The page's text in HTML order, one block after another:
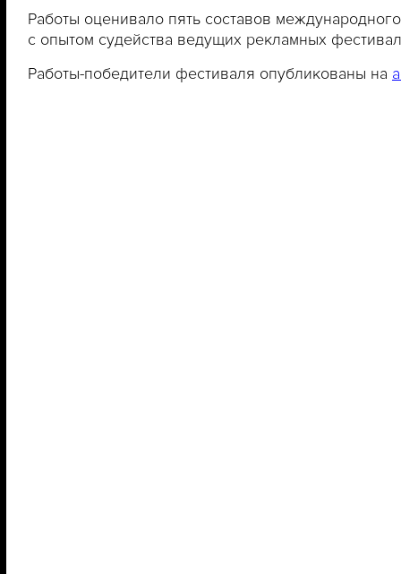
Работы оценивало пять составов
с опытом судейства ведущих рекламных
Работы-победители фестиваля опубликованы на